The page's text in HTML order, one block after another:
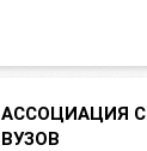
АССОЦИАЦИЯ
ВУЗОВ